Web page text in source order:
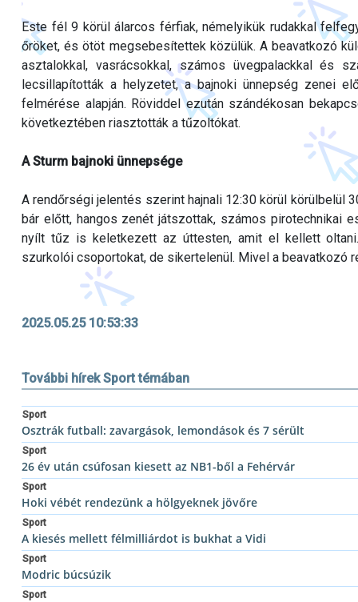
Este fél 9 körül álarcos férfiak, némelyikük rudakkal
őröket, és ötöt megsebesítettek közülük. A beavatkozó
asztalokkal, vasrácsokkal, számos üvegpalackkal és
lecsillapították a helyzetet, a bajnoki ünnepség zenei
felmérése alapján. Röviddel ezután szándékosan
következtében riasztották a tűzoltókat.
A Sturm bajnoki ünnepsége
A rendőrségi jelentés szerint hajnali 12:30 körül körülbelül
bár előtt, hangos zenét játszottak, számos pirotechnikai
nyílt tűz is keletkezett az úttesten, amit el kellett
szurkolói csoportokat, de sikertelenül. Mivel a beavatkozó
2025.05.25 10:53:33
További hírek Sport témában
Sport
Osztrák futball: zavargások, lemondások és 7 sérült
Sport
26 év után csúfosan kiesett az NB1-ből a Fehérvár
Sport
Hoki vébét rendezünk a hölgyeknek jövőre
Sport
A kiesés mellett félmilliárdot is bukhat a Vidi
Sport
Modric búcsúzik
Sport